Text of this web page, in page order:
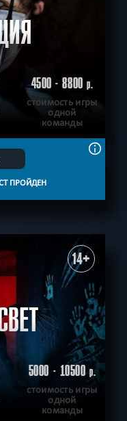
4500 - 8800р.
стоимость игры
одной
команды
ПРОЙДЕН
14+
5000 - 10500р.
стоимость игры
одной
команды